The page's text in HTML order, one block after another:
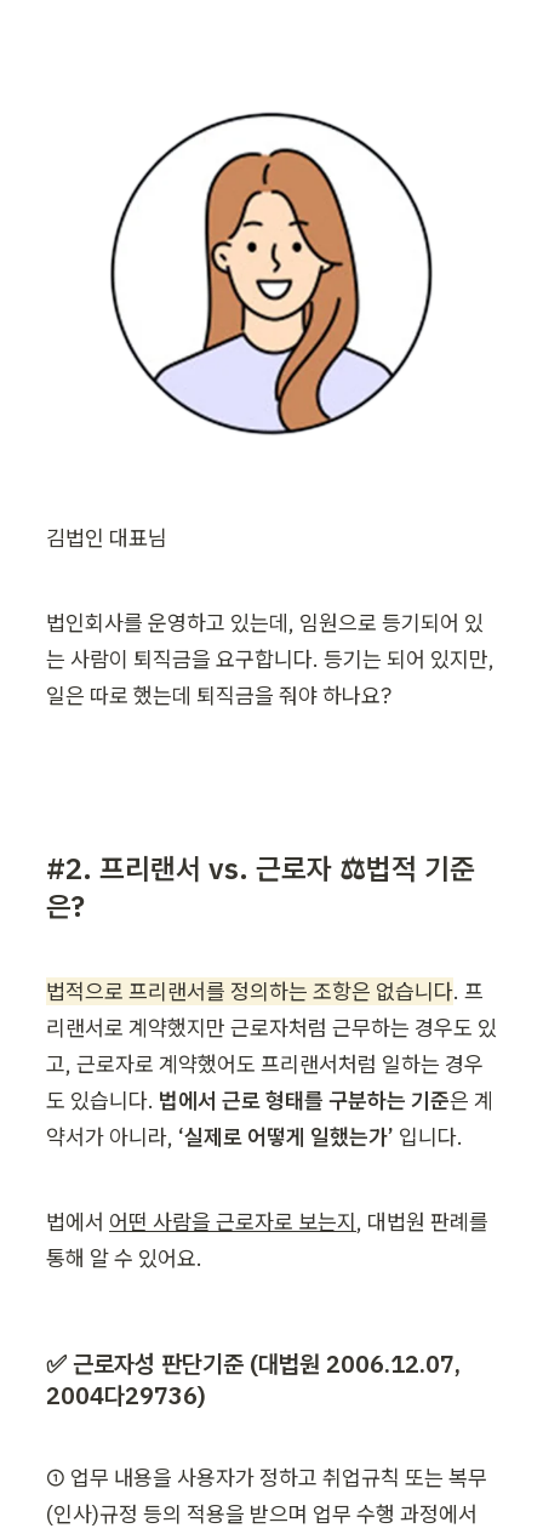
김법인 대표님
법인회사를 운영하고 있는데, 임원으로 등기되어 있
는 사람이 퇴직금을 요구합니다. 등기는 되어 있지만,
일은 따로 했는데 퇴직금을 줘야 하나요?
#2. 프리랜서 vs. 근로자 ⚖️법적 기준
은?
법적으로 프리랜서를 정의하는 조항은 없습니다. 프
리랜서로 계약했지만 근로자처럼 근무하는 경우도 있
고, 근로자로 계약했어도 프리랜서처럼 일하는 경우
도 있습니다. 법에서 근로 형태를 구분하는 기준은 계
약서가 아니라, ‘실제로 어떻게 일했는가’ 입니다.
법에서 어떤 사람을 근로자로 보는지, 대법원 판례를
통해 알 수 있어요.
✅ 근로자성 판단기준 (대법원 2006.12.07,
2004다29736)
① 업무 내용을 사용자가 정하고 취업규칙 또는 복무
(인사)규정 등의 적용을 받으며 업무 수행 과정에서